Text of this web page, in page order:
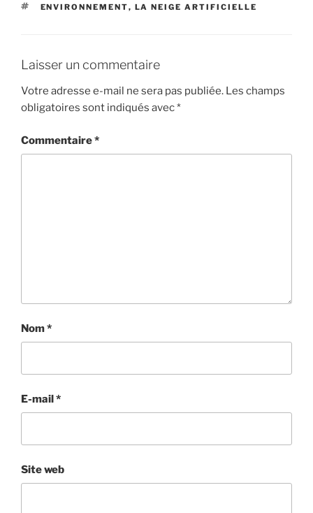
ÉTIQUETTES
ENVIRONNEMENT, LA NEIGE ARTIFICIELLE
Laisser un commentaire
Votre adresse e-mail ne sera pas publiée. Les champs
obligatoires sont indiqués avec*
Commentaire*
Nom*
E-mail*
Site web